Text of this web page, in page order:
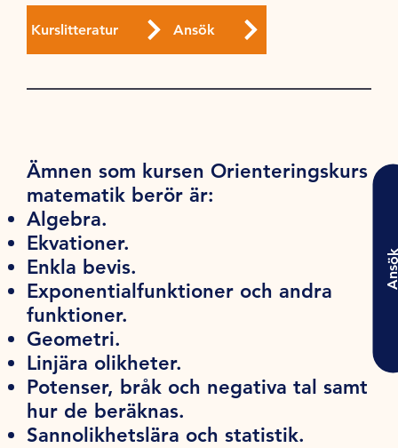
Kurslitteratur Ansök
Ämnen som kursen Orienteringskurs
matematik berör är:
Algebra.
Ekvationer.
Enkla bevis.
Exponentialfunktioner och andra
funktioner.
Geometri.
Linjära olikheter.
Potenser, bråk och negativa tal samt
hur de beräknas.
Sannolikhetslära och statistik.